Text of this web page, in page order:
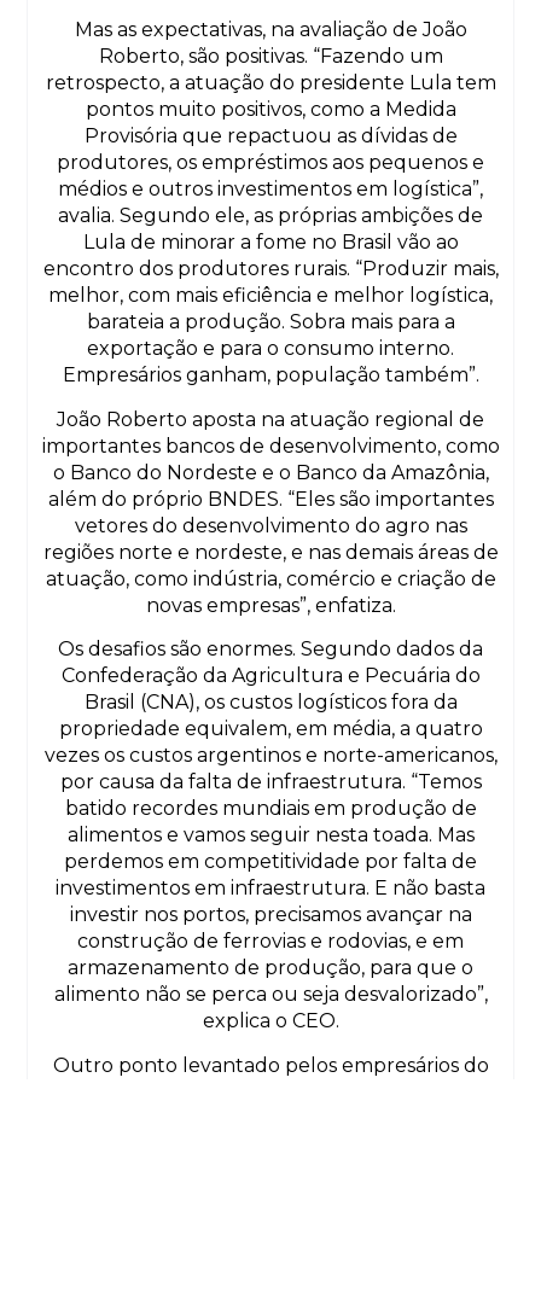
Mas as expectativas, na avaliação de João
Roberto, são positivas. “Fazendo um
retrospecto, a atuação do presidente Lula tem
pontos muito positivos, como a Medida
Provisória que repactuou as dívidas de
produtores, os empréstimos aos pequenos e
médios e outros investimentos em logística”,
avalia. Segundo ele, as próprias ambições de
Lula de minorar a fome no Brasil vão ao
encontro dos produtores rurais. “Produzir mais,
melhor, com mais eficiência e melhor logística,
barateia a produção. Sobra mais para a
exportação e para o consumo interno.
Empresários ganham, população também”.
João Roberto aposta na atuação regional de
importantes bancos de desenvolvimento, como
o Banco do Nordeste e o Banco da Amazônia,
além do próprio BNDES. “Eles são importantes
vetores do desenvolvimento do agro nas
regiões norte e nordeste, e nas demais áreas de
atuação, como indústria, comércio e criação de
novas empresas”, enfatiza.
Os desafios são enormes. Segundo dados da
Confederação da Agricultura e Pecuária do
Brasil (CNA), os custos logísticos fora da
propriedade equivalem, em média, a quatro
vezes os custos argentinos e norte-americanos,
por causa da falta de infraestrutura. “Temos
batido recordes mundiais em produção de
alimentos e vamos seguir nesta toada. Mas
perdemos em competitividade por falta de
investimentos em infraestrutura. E não basta
investir nos portos, precisamos avançar na
construção de ferrovias e rodovias, e em
armazenamento de produção, para que o
alimento não se perca ou seja desvalorizado”,
explica o CEO.
Outro ponto levantado pelos empresários do